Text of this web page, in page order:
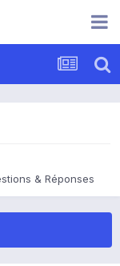
& Réponses